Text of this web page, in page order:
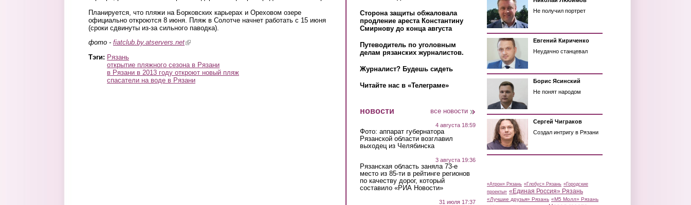
Планируется, что пляжи на Борковских карьерах и Ореховом озере
официально откроются 8 июня. Пляж в Солотче начнет работать с 15 июня
(сроки сдвинуты из-за сильного паводка).
фото - fiatclub.by.atservers.net(link is external)
Тэги: Рязань
открытие пляжного сезона в Рязани
в Рязани в 2013 году откроют новый пляж
спасатели на воде в Рязани
Сторона защиты обжаловала
продление ареста Константину
Смирнову до конца августа
Путеводитель по уголовным
делам рязанских журналистов.
Журналист? Будешь сидеть
Читайте нас в «Телеграме»
новости все новости
4 августа 18:59
Фото: аппарат губернатора
Рязанской области возглавил
выходец из Челябинска
3 августа 19:36
Рязанская область заняла 73-е
место из 85-ти в рейтинге регионов
по качеству дорог, который
составило «РИА Новости»
31 июля 17:37
Не получил портрет
Евгений Кириченко
Неудачно станцевал
Борис Ясинский
Не понят народом
Сергей Чиграков
Создал интригу в Рязани
«Атрон» Рязань «Глобус» Рязань «Городские
проекты» «Единая Россия» Рязань
«Лучшие друзья» Рязань «М5 Молл» Рязань